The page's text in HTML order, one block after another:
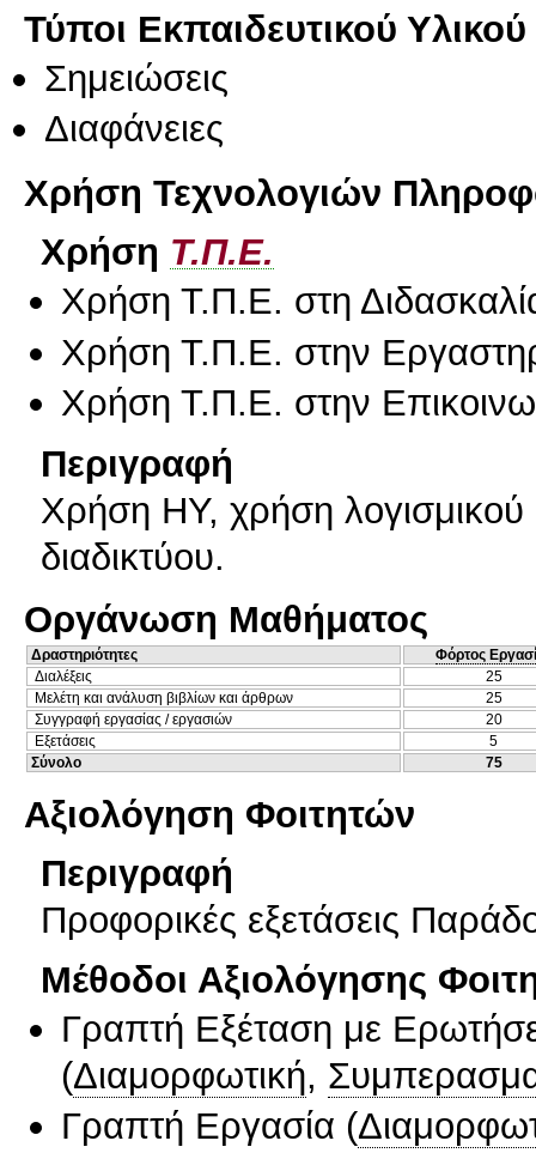
Τύποι Εκπαιδευτικού Υλικού
Σημειώσεις
Διαφάνειες
Χρήση Τεχνολογιών
Χρήση Τ.Π.Ε.
Χρήση Τ.Π.Ε. στη
Χρήση Τ.Π.Ε. στην
Χρήση Τ.Π.Ε. στην
Περιγραφή
Χρήση ΗΥ, χρήση λογισμικού
διαδικτύου.
Οργάνωση Μαθήματος
Δραστηριότητες
Φόρτος
Διαλέξεις
25
Μελέτη και ανάλυση βιβλίων και άρθρων
25
Συγγραφή εργασίας / εργασιών
20
Εξετάσεις
5
Σύνολο
75
Αξιολόγηση Φοιτητών
Περιγραφή
Προφορικές εξετάσεις
Μέθοδοι Αξιολόγησης
Γραπτή Εξέταση με
(Διαμορφωτική,
Γραπτή Εργασία (